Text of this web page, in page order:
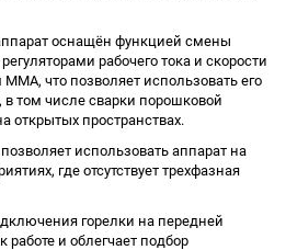
оснащён функцией смены
рабочего тока и скорости
что позволяет использовать его
в том числе сварки порошковой
открытых пространствах.
использовать аппарат на
где отсутствует трехфазная
горелки на передней
работе и облегчает подбор